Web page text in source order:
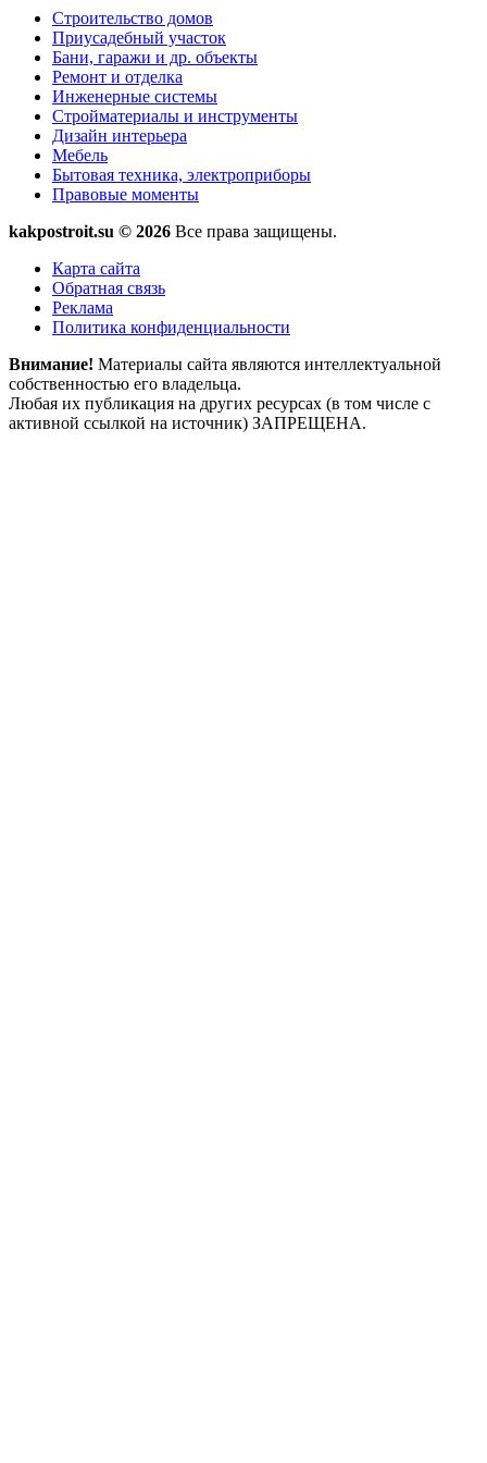
Строительство домов
Приусадебный участок
Бани, гаражи и др. объекты
Ремонт и отделка
Инженерные системы
Стройматериалы и инструменты
Дизайн интерьера
Мебель
Бытовая техника, электроприборы
Правовые моменты
kakpostroit.su © 2026 Все права защищены.
Карта сайта
Обратная связь
Реклама
Политика конфиденциальности
Внимание! Материалы сайта являются интеллектуальной
собственностью его владельца.
Любая их публикация на других ресурсах (в том числе с
активной ссылкой на источник) ЗАПРЕЩЕНА.